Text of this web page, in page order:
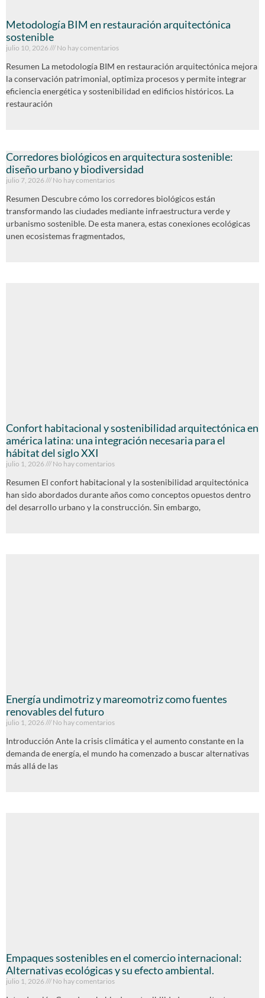
Metodología BIM en restauración arquitectónica
sostenible
julio 10, 2026 No hay comentarios
Resumen La metodología BIM en restauración arquitectónica mejora
la conservación patrimonial, optimiza procesos y permite integrar
eficiencia energética y sostenibilidad en edificios históricos. La
restauración
Corredores biológicos en arquitectura sostenible:
diseño urbano y biodiversidad
julio 7, 2026 No hay comentarios
Resumen Descubre cómo los corredores biológicos están
transformando las ciudades mediante infraestructura verde y
urbanismo sostenible. De esta manera, estas conexiones ecológicas
unen ecosistemas fragmentados,
Confort habitacional y sostenibilidad arquitectónica en
américa latina: una integración necesaria para el
hábitat del siglo XXI
julio 1, 2026 No hay comentarios
Resumen El confort habitacional y la sostenibilidad arquitectónica
han sido abordados durante años como conceptos opuestos dentro
del desarrollo urbano y la construcción. Sin embargo,
Energía undimotriz y mareomotriz como fuentes
renovables del futuro
julio 1, 2026 No hay comentarios
Introducción Ante la crisis climática y el aumento constante en la
demanda de energía, el mundo ha comenzado a buscar alternativas
más allá de las
Empaques sostenibles en el comercio internacional:
Alternativas ecológicas y su efecto ambiental.
julio 1, 2026 No hay comentarios